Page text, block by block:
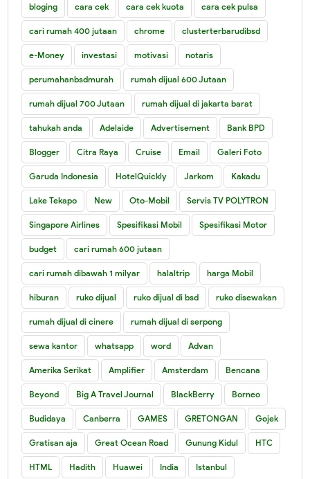
bloging cara cek cara cek kuota cara cek pulsa
cari rumah 400 jutaan chrome clusterterbarudibsd
e-Money investasi motivasi notaris
perumahanbsdmurah rumah dijual 600 Jutaan
rumah dijual 700 Jutaan rumah dijual di jakarta barat
tahukah anda Adelaide Advertisement Bank BPD
Blogger Citra Raya Cruise Email Galeri Foto
Garuda Indonesia HotelQuickly Jarkom Kakadu
Lake Tekapo New Oto-Mobil Servis TV POLYTRON
Singapore Airlines Spesifikasi Mobil Spesifikasi Motor
budget cari rumah 600 jutaan
cari rumah dibawah 1 milyar halaltrip harga Mobil
hiburan ruko dijual ruko dijual di bsd ruko disewakan
rumah dijual di cinere rumah dijual di serpong
sewa kantor whatsapp word Advan
Amerika Serikat Amplifier Amsterdam Bencana
Beyond Big A Travel Journal BlackBerry Borneo
Budidaya Canberra GAMES GRETONGAN Gojek
Gratisan aja Great Ocean Road Gunung Kidul HTC
HTML Hadith Huawei India Istanbul